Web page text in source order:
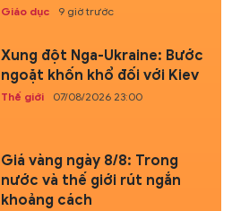
Giáo dục 9 giờ trước
Xung đột Nga-Ukraine: Bước
ngoặt khốn khổ đối với Kiev
Thế giới 07/08/2026 23:00
Giá vàng ngày 8/8: Trong
nước và thế giới rút ngắn
khoảng cách